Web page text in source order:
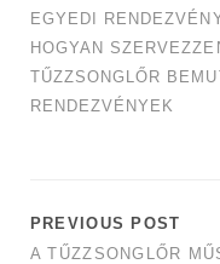
EGYEDI
HOGYAN
TŰZZSONGLŐR
RENDEZVÉNYEK
PREVIOUS POST
A TŰZZSONGLŐR